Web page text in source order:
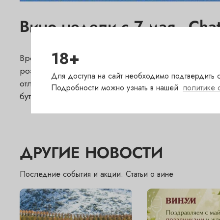
Вино недели с 7 мая -
Время пить розовые вина! Поэтому вином
розового цвета с ярким ароматом спелых
отлично сочетаться с морепродуктами и
бутиках "Винум" до 13 мая!
ДРУГИЕ НОВОСТИ
Последние события и акции. Статьи о вине
18+
Для доступа на сайт необходимо
Подробности можно узнать в нашей политике